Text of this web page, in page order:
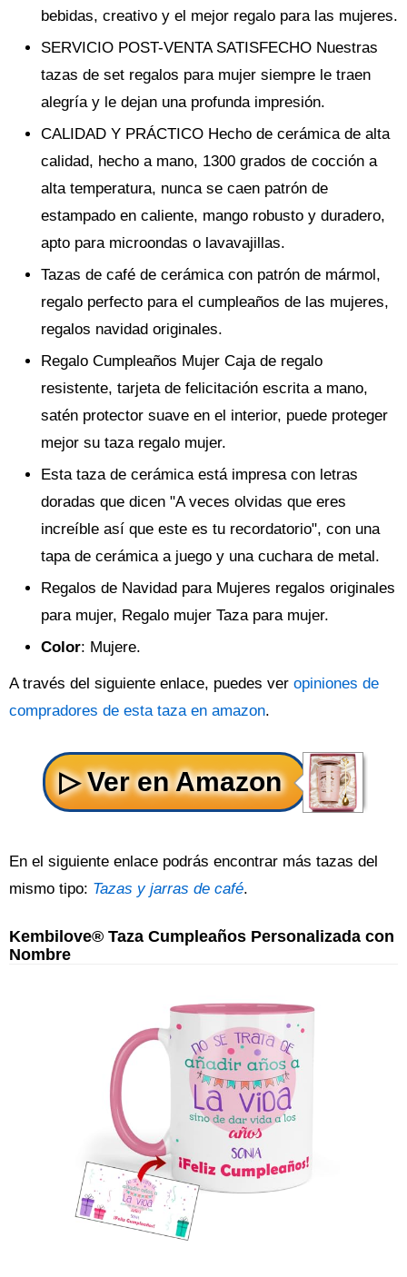
bebidas, creativo y el mejor regalo para las mujeres.
SERVICIO POST-VENTA SATISFECHO Nuestras
tazas de set regalos para mujer siempre le traen
alegría y le dejan una profunda impresión.
CALIDAD Y PRÁCTICO Hecho de cerámica de alta
calidad, hecho a mano, 1300 grados de cocción a
alta temperatura, nunca se caen patrón de
estampado en caliente, mango robusto y duradero,
apto para microondas o lavavajillas.
Tazas de café de cerámica con patrón de mármol,
regalo perfecto para el cumpleaños de las mujeres,
regalos navidad originales.
Regalo Cumpleaños Mujer Caja de regalo
resistente, tarjeta de felicitación escrita a mano,
satén protector suave en el interior, puede proteger
mejor su taza regalo mujer.
Esta taza de cerámica está impresa con letras
doradas que dicen "A veces olvidas que eres
increíble así que este es tu recordatorio", con una
tapa de cerámica a juego y una cuchara de metal.
Regalos de Navidad para Mujeres regalos originales
para mujer, Regalo mujer Taza para mujer.
Color: Mujere.
A través del siguiente enlace, puedes ver opiniones de
compradores de esta taza en amazon.
En el siguiente enlace podrás encontrar más tazas del
mismo tipo: Tazas y jarras de café.
Kembilove® Taza Cumpleaños Personalizada con
Nombre